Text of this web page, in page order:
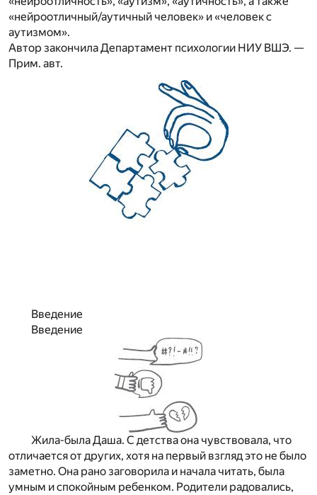
«нейроотличный/аутичный человек» и «человек с
аутизмом».
Автор закончила Департамент психологии НИУ ВШЭ. —
Прим. авт.
Введение
Введение
Жила-была Даша. С детства она чувствовала, что
отличается от других, хотя на первый взгляд это не было
заметно. Она рано заговорила и начала читать, была
умным и спокойным ребенком. Родители радовались,